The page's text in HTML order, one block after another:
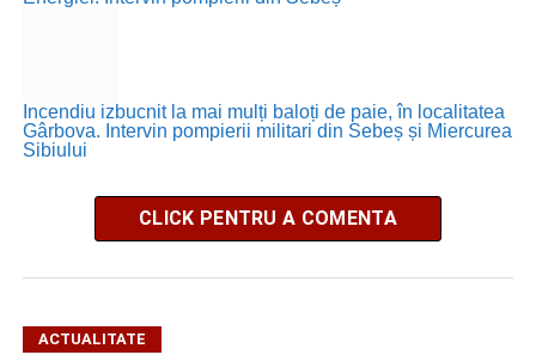
Incendiu izbucnit la mai mulți baloți de paie, în localitatea
Gârbova. Intervin pompierii militari din Sebeș și Miercurea
Sibiului
CLICK PENTRU A COMENTA
ACTUALITATE